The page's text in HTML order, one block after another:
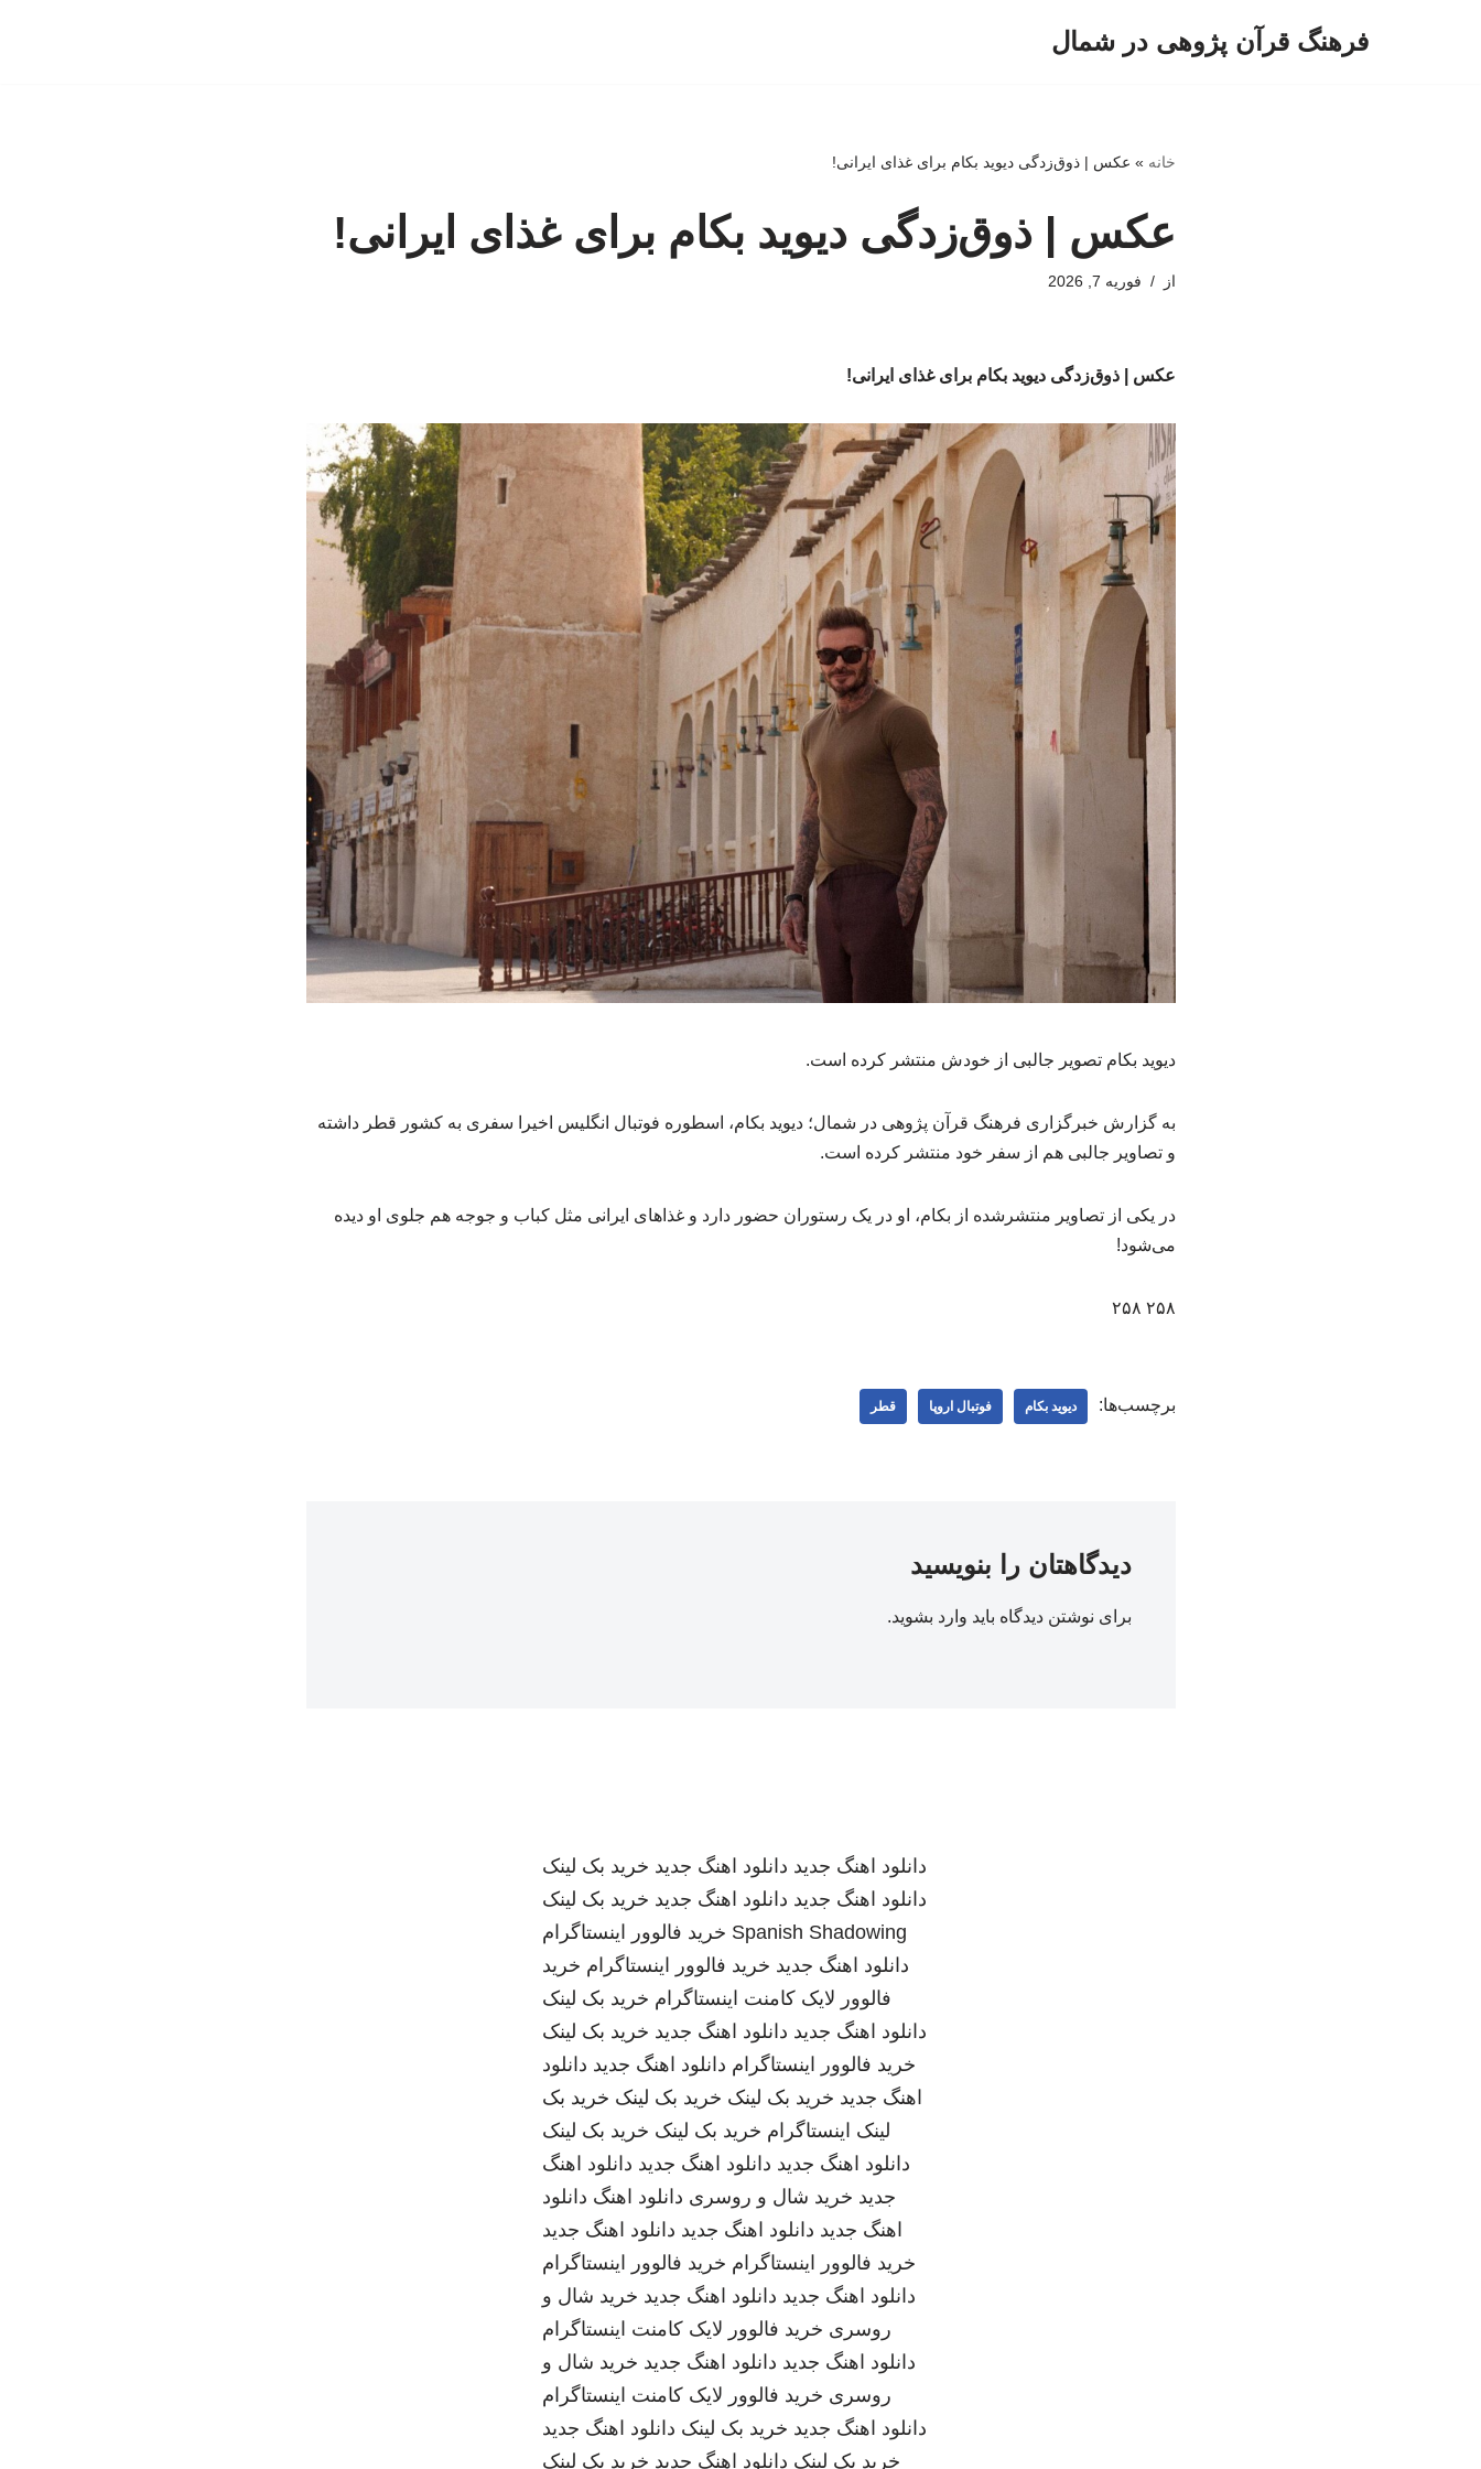
فرهنگ قرآن پژوهی در شمال
خانه » عکس | ذوق‌زدگی دیوید بکام برای غذای ایرانی!
عکس | ذوق‌زدگی دیوید بکام برای غذای ایرانی!
از فوریه 7, 2026
عکس | ذوق‌زدگی دیوید بکام برای غذای ایرانی!
دیوید بکام تصویر جالبی از خودش منتشر کرده است.
به گزارش خبرگزاری فرهنگ قرآن پژوهی در شمال؛ دیوید بکام، اسطوره فوتبال انگلیس اخیرا سفری به کشور قطر داشته
و تصاویر جالبی هم از سفر خود منتشر کرده است.
در یکی از تصاویر منتشرشده از بکام، او در یک رستوران حضور دارد و غذاهای ایرانی مثل کباب و جوجه هم جلوی او دیده
می‌شود!
۲۵۸ ۲۵۸
برچسب‌ها: دیوید بکام فوتبال اروپا قطر
دیدگاهتان را بنویسید
برای نوشتن دیدگاه باید وارد بشوید.
دانلود اهنگ جدید دانلود اهنگ جدید خرید بک لینک
دانلود اهنگ جدید دانلود اهنگ جدید خرید بک لینک
Spanish Shadowing خرید فالوور اینستاگرام
دانلود اهنگ جدید خرید فالوور اینستاگرام خرید
فالوور لایک کامنت اینستاگرام خرید بک لینک
دانلود اهنگ جدید دانلود اهنگ جدید خرید بک لینک
خرید فالوور اینستاگرام دانلود اهنگ جدید دانلود
اهنگ جدید خرید بک لینک خرید بک لینک خرید بک
لینک اینستاگرام خرید بک لینک خرید بک لینک
دانلود اهنگ جدید دانلود اهنگ جدید دانلود اهنگ
جدید خرید شال و روسری دانلود اهنگ دانلود
اهنگ جدید دانلود اهنگ جدید دانلود اهنگ جدید
خرید فالوور اینستاگرام خرید فالوور اینستاگرام
دانلود اهنگ جدید دانلود اهنگ جدید خرید شال و
روسری خرید فالوور لایک کامنت اینستاگرام
دانلود اهنگ جدید دانلود اهنگ جدید خرید شال و
روسری خرید فالوور لایک کامنت اینستاگرام
دانلود اهنگ جدید خرید بک لینک دانلود اهنگ جدید
خرید بک لینک دانلود اهنگ جدید خرید بک لینک